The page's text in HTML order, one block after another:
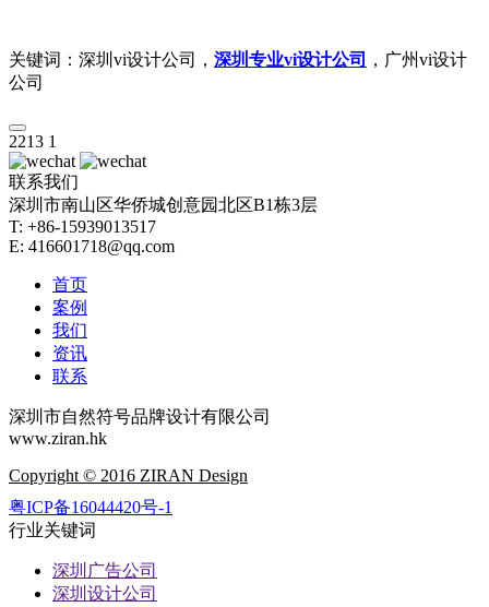
关键词：深圳vi设计公司， 深圳专业vi设计公司
，广州vi设计
公司
2213 1
联系我们
深圳市南山区华侨城创意园北区B1栋3层
T: +86-15939013517
E: 416601718@qq.com
首页
案例
我们
资讯
联系
深圳市自然符号品牌设计有限公司
www.ziran.hk
Copyright © 2016 ZIRAN Design
粤ICP备16044420号-1
行业关键词
深圳广告公司
深圳设计公司